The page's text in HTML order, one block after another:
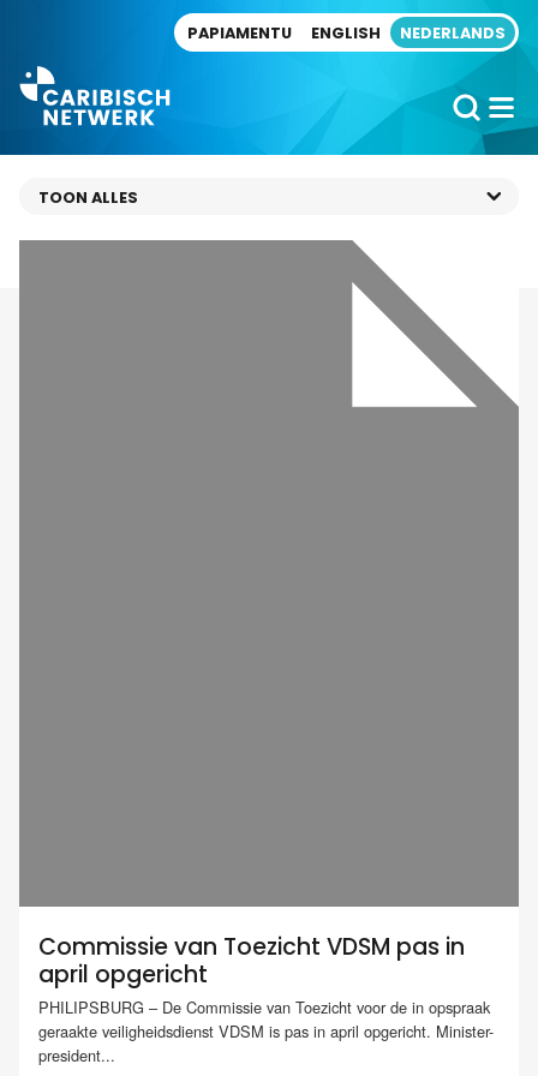
PAPIAMENTU ENGLISH NEDERLANDS
Commissie van Toezicht VDSM pas in
april opgericht
PHILIPSBURG – De Commissie van Toezicht voor de in opspraak
geraakte veiligheidsdienst VDSM is pas in april opgericht. Minister-
president...